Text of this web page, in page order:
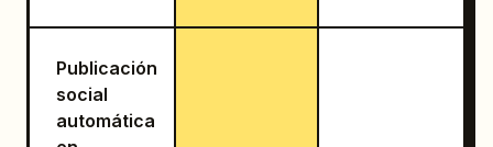
Publicación
social
automática